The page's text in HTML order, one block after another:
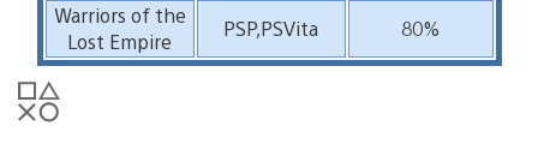
Warriors of the
Lost Empire
PSP,PSVita 80%